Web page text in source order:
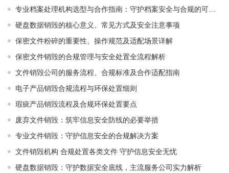
专业档案处理机构选型与合作指南：守护档案安全与合规的可靠伙伴
硬盘数据销毁的核心意义、常见方式及安全注意事项
保密文件粉碎的重要性、操作规范及适配场景详解
保密文件销毁的合规管理与安全处置全流程解析
文件销毁公司的服务流程、合规标准及合作适配指南
电子产品销毁合规流程与环保处置细则
瑕疵产品销毁流程及合规环保处置要点
废弃文件销毁：筑牢信息安全防线的必要举措
专业文件销毁：守护信息安全的合规解决方案
文件销毁机构 合规处置各类文件 守护信息安全无忧
硬盘数据销毁：守护数据安全底线，主流服务公司实力解析